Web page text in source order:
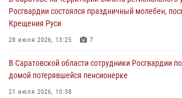
Росгвардии состоялся праздничный молебен,
Крещения Руси
28 июля 2026, 13:25 7
В Саратовской области сотрудники Росгвардии
домой потерявшейся пенсионерке
21 июля 2026, 10:38